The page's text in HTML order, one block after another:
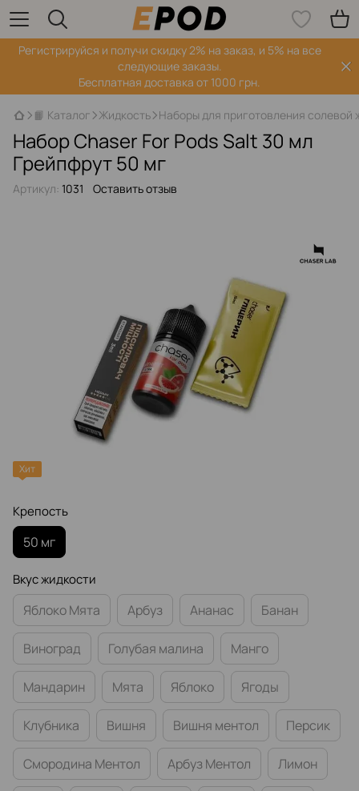
Регистрируйся‌ и получи скидку 2% на заказ, и 5% на все
следующие заказы.
Бесплатная доставка от 1000 грн.
📙 Каталог Жидкость Наборы для приготовления солевой
Набор Chaser For Pods Salt 30 мл
Грейпфрут 50 мг
Артикул: 1031 Оставить отзыв
Хит
Крепость
50 мг
Вкус жидкости
Яблоко Мята Арбуз Ананас Банан
Виноград Голубая малина Манго
Мандарин Мята Яблоко Ягоды
Клубника Вишня Вишня ментол Персик
Смородина Ментол Арбуз Ментол Лимон